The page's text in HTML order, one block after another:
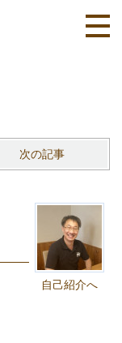
次の記事
自己紹介へ